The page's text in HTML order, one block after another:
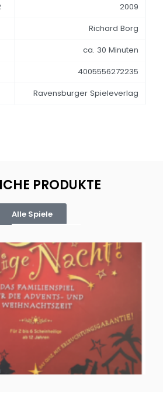
2009
Richard Borg
ca. 30 Minuten
4005556272235
Ravensburger Spieleverlag
PRODUKTE
Alle Spiele